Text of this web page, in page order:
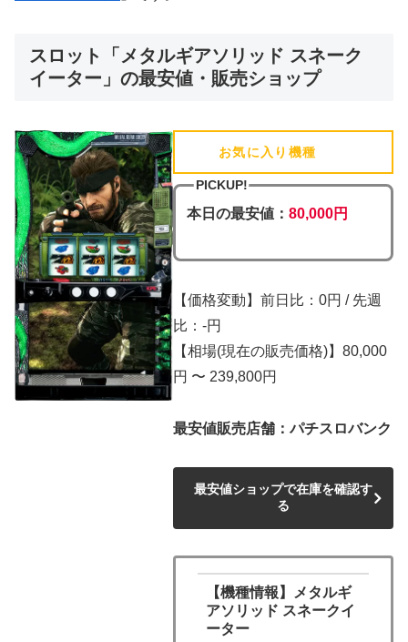
スロット「メタルギアソリッド スネーク
イーター」の最安値・販売ショップ
お気に入り機種
PICKUP!
本日の最安値：80,000円
【価格変動】前日比：0円 / 先週
比：-円
【相場(現在の販売価格)】80,000
円 〜 239,800円
最安値販売店舗：パチスロバンク
最安値ショップで在庫を確認す
る
【機種情報】メタルギ
アソリッド スネークイ
ーター